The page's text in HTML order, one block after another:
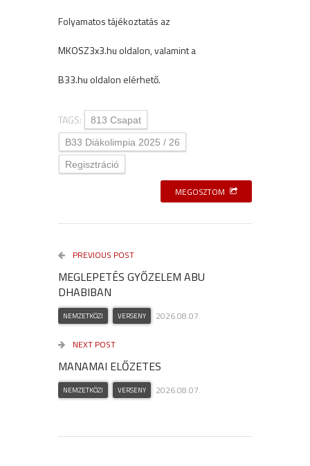
Folyamatos tájékoztatás az
MKOSZ3x3.hu oldalon, valamint a
B33.hu oldalon elérhető.
TAGS:
813 Csapat
B33 Diákolimpia 2025 / 26
Regisztráció
MEGOSZTOM
PREVIOUS POST
MEGLEPETÉS GYŐZELEM ABU
DHABIBAN
NEMZETKÖZI VERSENY 2026.08.07.
NEXT POST
MANAMAI ELŐZETES
NEMZETKÖZI VERSENY 2026.08.07.